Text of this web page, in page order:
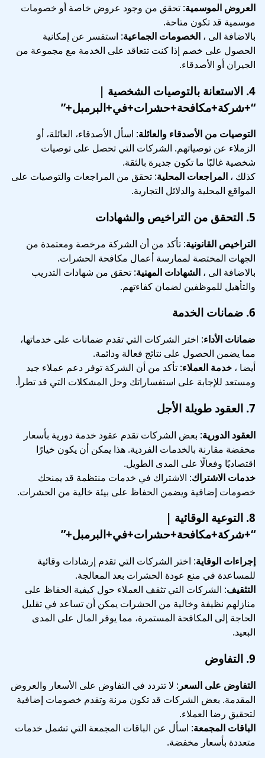
العروض الموسمية: تحقق من وجود عروض خاصة أو خصومات
موسمية قد تكون متاحة.
بالاضافة الى ، الخصومات الجماعية: استفسر عن إمكانية
الحصول على خصم إذا كنت تتعاقد على الخدمة مع مجموعة من
الجيران أو الأصدقاء.
4. الاستعانة بالتوصيات الشخصية |
“+شركة+مكافحة+حشرات+في+البرمبل+”
التوصيات من الأصدقاء والعائلة: اسأل الأصدقاء، العائلة، أو
الزملاء عن توصياتهم. الشركات التي تحصل على توصيات
شخصية غالبًا ما تكون جديرة بالثقة.
كذلك ، المراجعات المحلية: تحقق من المراجعات والتوصيات على
المواقع المحلية والدلائل التجارية.
5. التحقق من التراخيص والشهادات
التراخيص القانونية: تأكد من أن الشركة مرخصة ومعتمدة من
الجهات المختصة لممارسة أعمال مكافحة الحشرات.
بالاضافة الى ، الشهادات المهنية: تحقق من شهادات التدريب
والتأهيل للموظفين لضمان كفاءتهم.
6. ضمانات الخدمة
ضمانات الأداء: اختر الشركات التي تقدم ضمانات على خدماتها،
مما يضمن الحصول على نتائج فعالة ودائمة.
أيضا ، خدمة العملاء: تأكد من أن الشركة توفر دعم عملاء جيد
ومستعد للإجابة على استفساراتك وحل المشكلات التي قد تطرأ.
7. العقود طويلة الأجل
العقود الدورية: بعض الشركات تقدم عقود خدمة دورية بأسعار
مخفضة مقارنة بالخدمات الفردية. هذا يمكن أن يكون خيارًا
اقتصاديًا وفعالًا على المدى الطويل.
خدمات الاشتراك: الاشتراك في خدمات منتظمة قد يمنحك
خصومات إضافية ويضمن الحفاظ على بيئة خالية من الحشرات.
8. التوعية الوقائية |
“+شركة+مكافحة+حشرات+في+البرمبل+”
إجراءات الوقاية: اختر الشركات التي تقدم إرشادات وقائية
للمساعدة في منع عودة الحشرات بعد المعالجة.
التثقيف: الشركات التي تثقف العملاء حول كيفية الحفاظ على
منازلهم نظيفة وخالية من الحشرات يمكن أن تساعد في تقليل
الحاجة إلى المكافحة المستمرة، مما يوفر المال على المدى
البعيد.
9. التفاوض
التفاوض على السعر : لا تتردد في التفاوض على الأسعار والعروض
المقدمة. بعض الشركات قد تكون مرنة وتقدم خصومات إضافية
لتحقيق رضا العملاء.
الباقات المجمعة: اسأل عن الباقات المجمعة التي تشمل خدمات
متعددة بأسعار مخفضة.